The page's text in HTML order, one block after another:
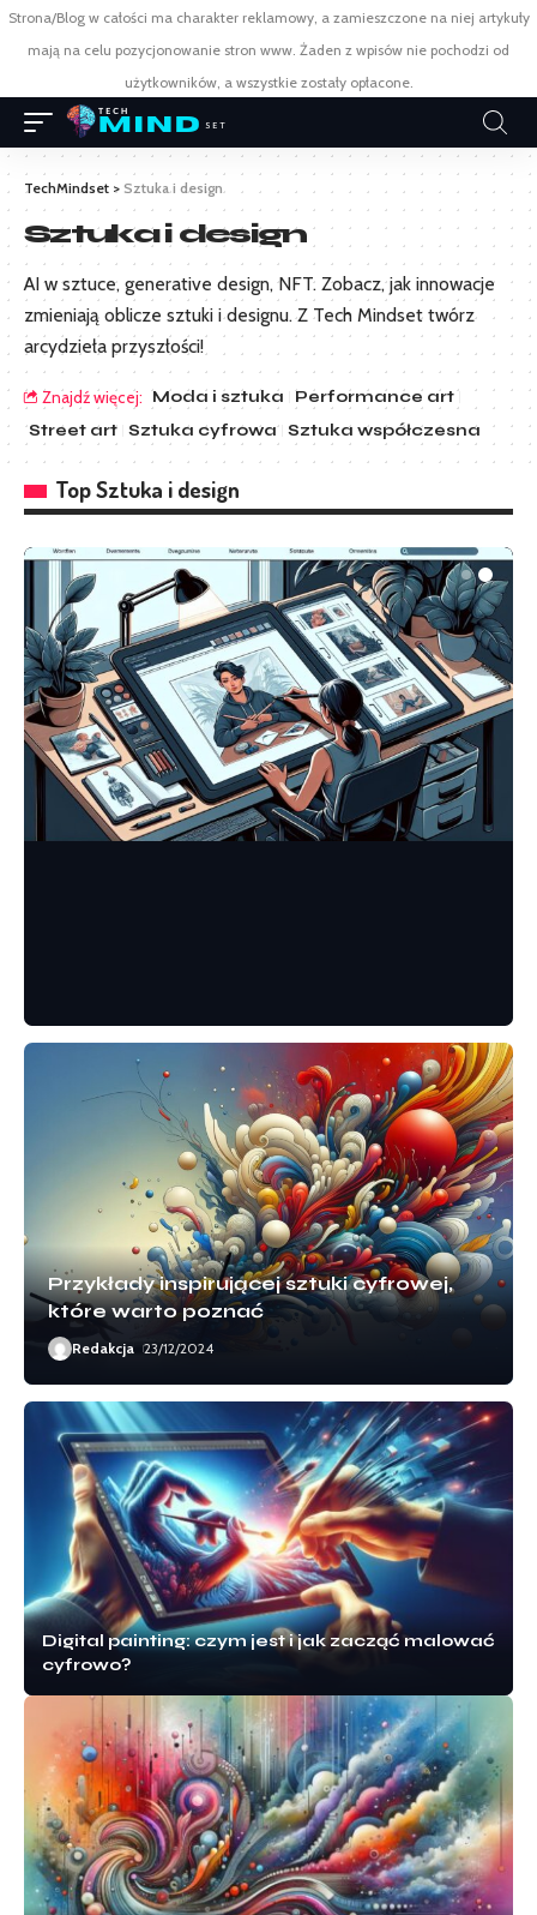
Strona/Blog w całości ma charakter reklamowy, a zamieszczone na niej artykuły
mają na celu pozycjonowanie stron www. Żaden z wpisów nie pochodzi od
użytkowników, a wszystkie zostały opłacone.
TechMindset > Sztuka i design
Sztuka i design
AI w sztuce, generative design, NFT. Zobacz, jak innowacje
zmieniają oblicze sztuki i designu. Z Tech Mindset twórz
arcydzieła przyszłości!
Znajdź więcej: Moda i sztuka Performance art
Street art Sztuka cyfrowa Sztuka współczesna
Top Sztuka i design
SZTUKA CYFROWA
Przykłady inspirującej sztuki cyfrowej,
które warto poznać
Redakcja 23/12/2024
Digital painting: czym jest i jak zacząć malować
cyfrowo?